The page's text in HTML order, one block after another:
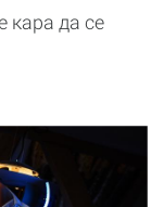
кара да се